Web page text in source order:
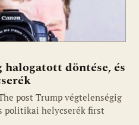
döntése, és
post Trump végtelenségig
politikai helycserék first